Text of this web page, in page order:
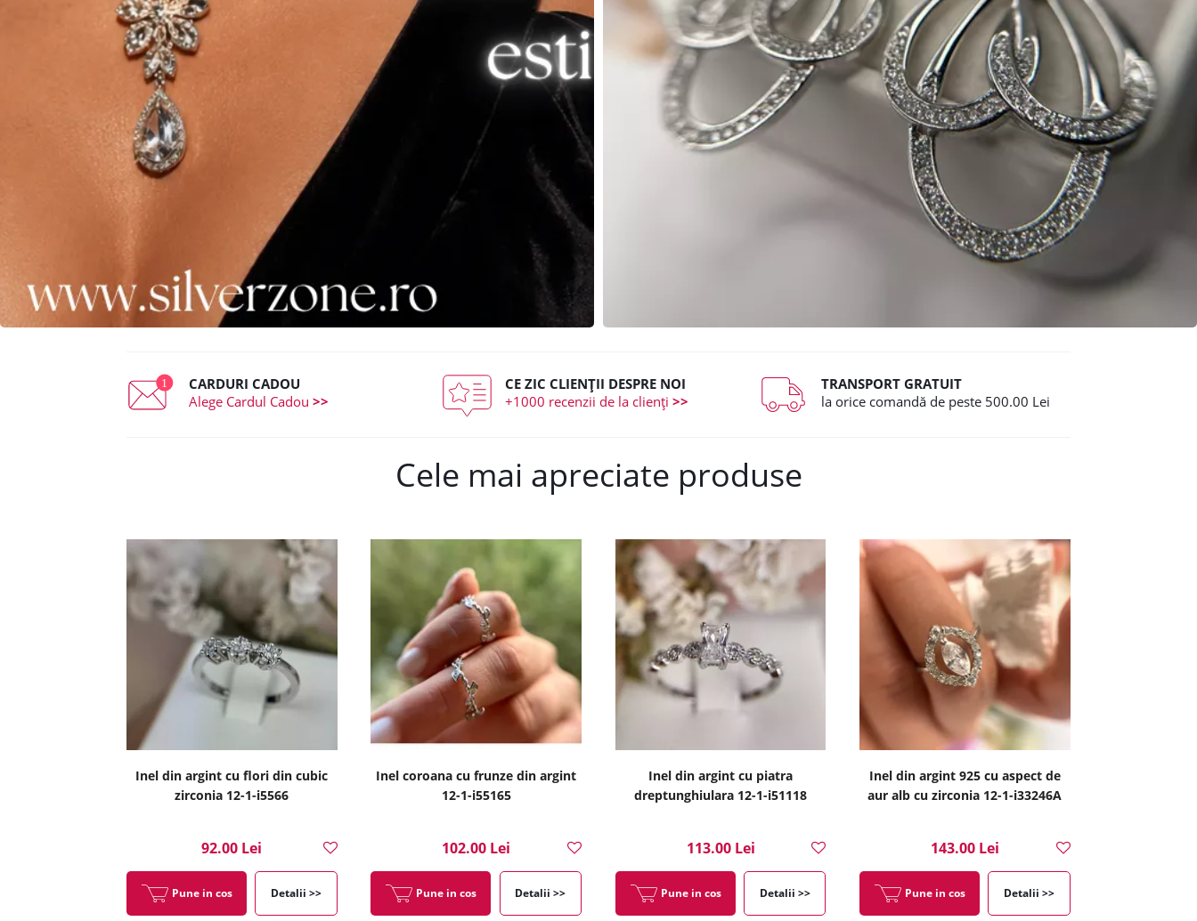
CARDURI CADOU
Alege Cardul Cadou >>
CE ZIC CLIENȚII DESPRE NOI
+1000 recenzii de la clienți>>
TRANSPORT GRATUIT
la orice comandă de peste 500.00 Lei
Cele mai apreciate produse
Inel din argint cu flori din cubic
zirconia 12-1-i5566
92.00 Lei
Pune in cos Detalii >>
Inel coroana cu frunze din argint
12-1-i55165
102.00 Lei
Pune in cos Detalii >>
Inel din argint cu piatra
dreptunghiulara 12-1-i51118
113.00 Lei
Pune in cos Detalii >>
Inel din argint 925 cu aspect de
aur alb cu zirconia 12-1-i33246A
143.00 Lei
Pune in cos Detalii >>